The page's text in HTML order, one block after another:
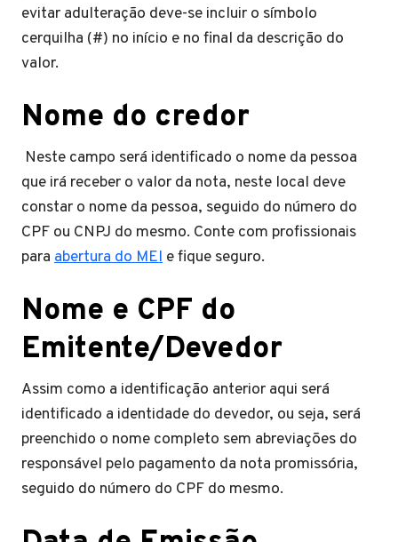
evitar adulteração deve-se incluir o símbolo
cerquilha (#) no início e no final da descrição do
valor.
Nome do credor
Neste campo será identificado o nome da pessoa
que irá receber o valor da nota, neste local deve
constar o nome da pessoa, seguido do número do
CPF ou CNPJ do mesmo. Conte com profissionais
para abertura do MEI e fique seguro.
Nome e CPF do
Emitente/Devedor
Assim como a identificação anterior aqui será
identificado a identidade do devedor, ou seja, será
preenchido o nome completo sem abreviações do
responsável pelo pagamento da nota promissória,
seguido do número do CPF do mesmo.